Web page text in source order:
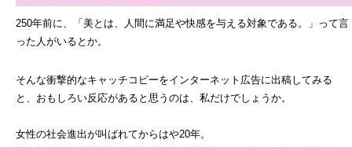
250年前に、「美とは、人間に満足や快感を与える対象である。」って言
った人がいるとか。
そんな衝撃的なキャッチコピーをインターネット広告に出稿してみる
と、おもしろい反応があると思うのは、私だけでしょうか。
女性の社会進出が叫ばれてからはや20年。